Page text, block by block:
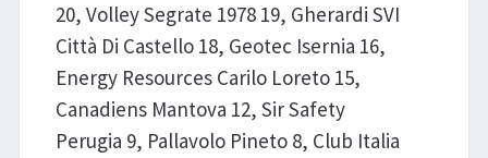
20, Volley Segrate 1978 19, Gherardi SVI
Città Di Castello 18, Geotec Isernia 16,
Energy Resources Carilo Loreto 15,
Canadiens Mantova 12, Sir Safety
Perugia 9, Pallavolo Pineto 8, Club Italia